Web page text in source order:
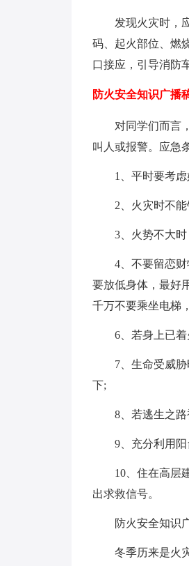
发现火灾时，
码、起火部位、燃
口接应，引导消防
防火安全知识广播
对同学们而言
叫人或报警。应急
1、平时要考
2、火灾时不
3、火势不大
4、不要留恋
要放低身体，最好
千万不要乘坐电梯
6、若身上已
7、生命受威
下;
8、若逃生之
9、充分利用
10、住在高层
出求救信号。
防火安全知识
冬季历来是火